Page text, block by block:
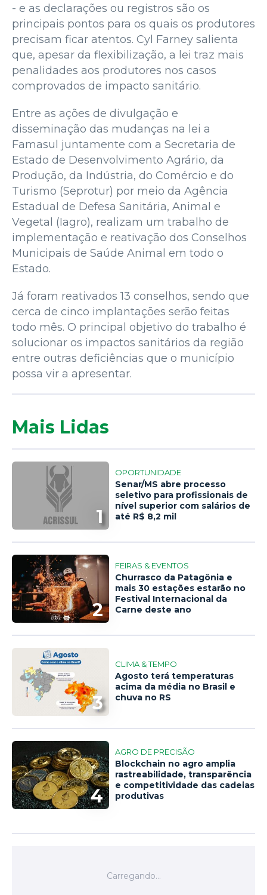
- e as declarações ou registros são os
principais pontos para os quais os produtores
precisam ficar atentos. Cyl Farney salienta
que, apesar da flexibilização, a lei traz mais
penalidades aos produtores nos casos
comprovados de impacto sanitário.
Entre as ações de divulgação e
disseminação das mudanças na lei a
Famasul juntamente com a Secretaria de
Estado de Desenvolvimento Agrário, da
Produção, da Indústria, do Comércio e do
Turismo (Seprotur) por meio da Agência
Estadual de Defesa Sanitária, Animal e
Vegetal (Iagro), realizam um trabalho de
implementação e reativação dos Conselhos
Municipais de Saúde Animal em todo o
Estado.
Já foram reativados 13 conselhos, sendo que
cerca de cinco implantações serão feitas
todo mês. O principal objetivo do trabalho é
solucionar os impactos sanitários da região
entre outras deficiências que o município
possa vir a apresentar.
Mais Lidas
1
OPORTUNIDADE
Senar/MS abre processo
seletivo para profissionais de
nível superior com salários de
até R$ 8,2 mil
2
FEIRAS & EVENTOS
Churrasco da Patagônia e
mais 30 estações estarão no
Festival Internacional da
Carne deste ano
3
CLIMA & TEMPO
Agosto terá temperaturas
acima da média no Brasil e
chuva no RS
4
AGRO DE PRECISÃO
Blockchain no agro amplia
rastreabilidade, transparência
e competitividade das cadeias
produtivas